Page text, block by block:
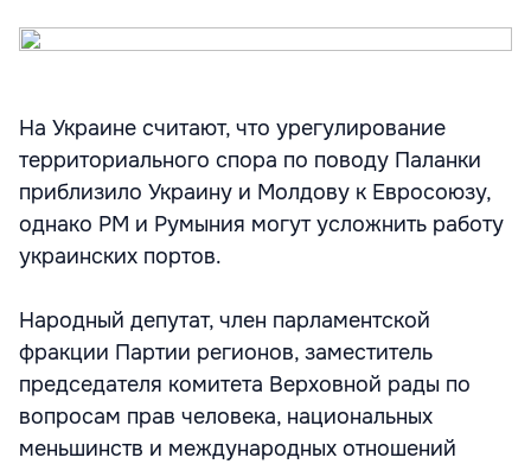
На Украине считают, что урегулирование
территориального спора по поводу Паланки
приблизило Украину и Молдову к Евросоюзу,
однако РМ и Румыния могут усложнить работу
украинских портов.
Народный депутат, член парламентской
фракции Партии регионов, заместитель
председателя комитета Верховной рады по
вопросам прав человека, национальных
меньшинств и международных отношений